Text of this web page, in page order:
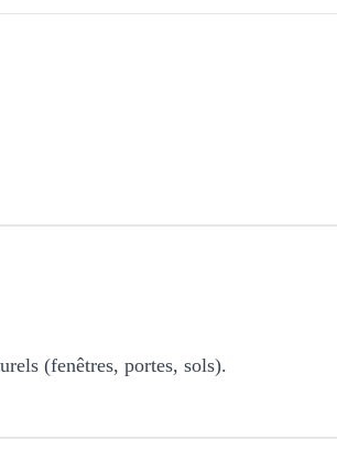
(fenêtres, portes, sols).